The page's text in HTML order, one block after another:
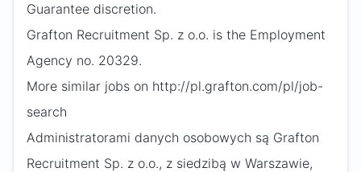
Guarantee discretion.
Grafton Recruitment Sp. z o.o. is the Employment
Agency no. 20329.
More similar jobs on http://pl.grafton.com/pl/job-
search
Administratorami danych osobowych są Grafton
Recruitment Sp. z o.o., z siedzibą w Warszawie,